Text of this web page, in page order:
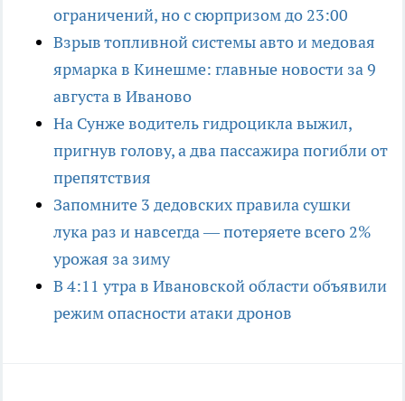
ограничений, но с сюрпризом до 23:00
Взрыв топливной системы авто и медовая
ярмарка в Кинешме: главные новости за 9
августа в Иваново
На Сунже водитель гидроцикла выжил,
пригнув голову, а два пассажира погибли от
препятствия
Запомните 3 дедовских правила сушки
лука раз и навсегда — потеряете всего 2%
урожая за зиму
В 4:11 утра в Ивановской области объявили
режим опасности атаки дронов